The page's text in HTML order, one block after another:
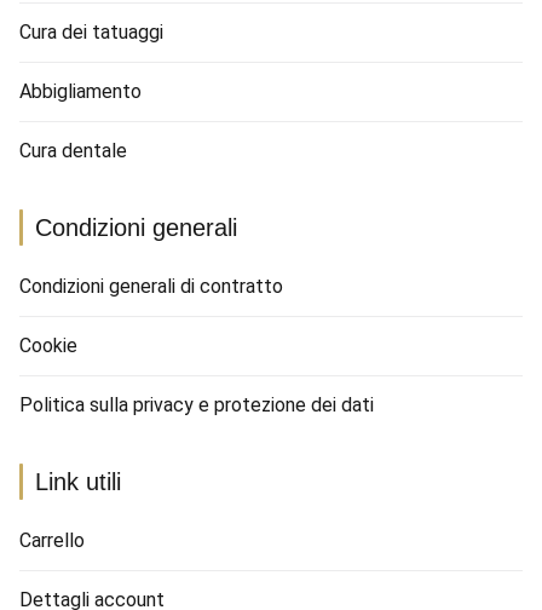
Cura dei tatuaggi
Abbigliamento
Cura dentale
Condizioni generali
Condizioni generali di contratto
Cookie
Politica sulla privacy e protezione dei dati
Link utili
Carrello
Dettagli account